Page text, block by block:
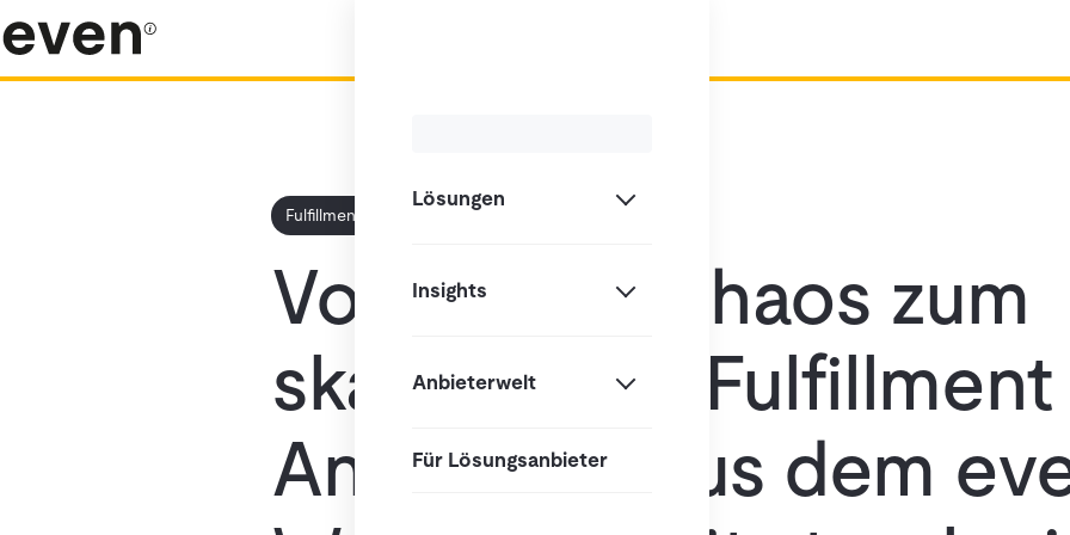
Lösungen
Insights
Anbieterwelt
Für Lösungsanbieter
Fulfillment
Vom Excel-Chaos zum
skalierbaren
Antworten aus dem